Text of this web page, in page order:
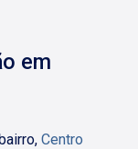
em
Centro